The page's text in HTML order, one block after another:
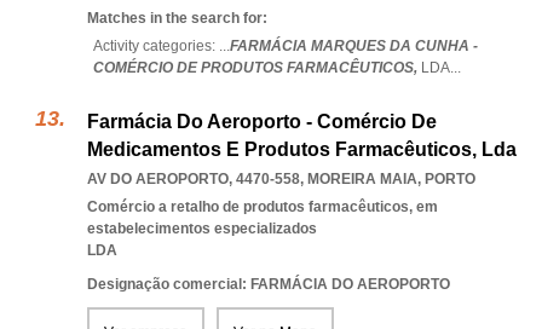
Matches in the search for:
Activity categories: ...FARMÁCIA MARQUES DA CUNHA -
COMÉRCIO DE PRODUTOS FARMACÊUTICOS, LDA...
Farmácia Do Aeroporto - Comércio De
Medicamentos E Produtos Farmacêuticos, Lda
AV DO AEROPORTO, 4470-558, MOREIRA MAIA, PORTO
Comércio a retalho de produtos farmacêuticos, em
estabelecimentos especializados
LDA
Designação comercial: FARMÁCIA DO AEROPORTO